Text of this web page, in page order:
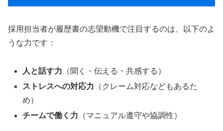
採用担当者が履歴書の志望動機で注目するのは、以下のよ
うな力です：
人と話す力 （聞く・伝える・共感する）
ストレスへの対応力 （クレーム対応などもあるた
め）
チームで働く力 （マニュアル遵守や協調性）